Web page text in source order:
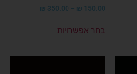
150.00
₪
–
350.00
₪
בחר אפשרויות